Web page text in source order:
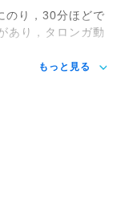
のり，30分ほどで
あり，タロンガ動
もっと見る